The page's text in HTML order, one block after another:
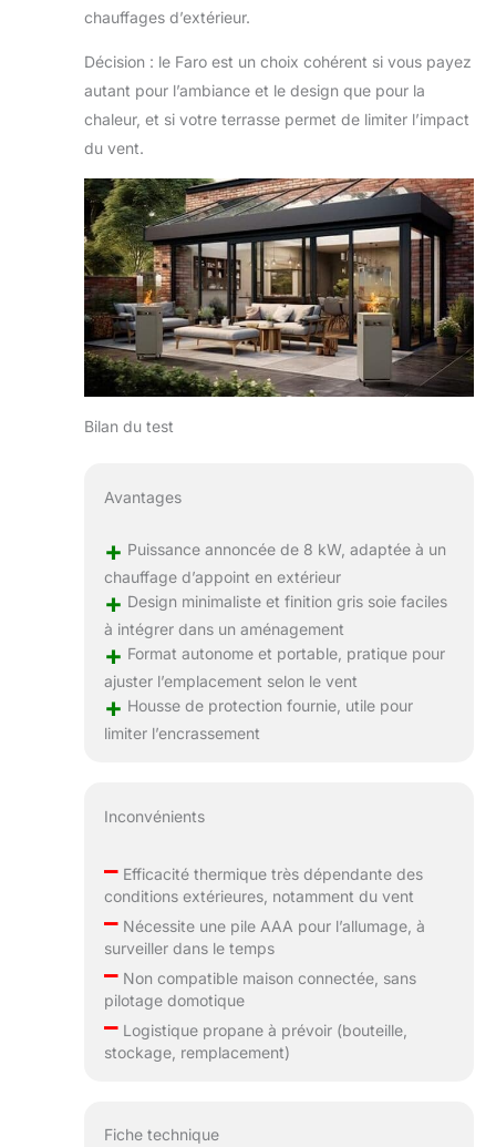
chauffages d’extérieur.
Décision : le Faro est un choix cohérent si vous payez
autant pour l’ambiance et le design que pour la
chaleur, et si votre terrasse permet de limiter l’impact
du vent.
Bilan du test
Avantages
+ Puissance annoncée de 8 kW, adaptée à un
chauffage d’appoint en extérieur
+ Design minimaliste et finition gris soie faciles
à intégrer dans un aménagement
+ Format autonome et portable, pratique pour
ajuster l’emplacement selon le vent
+ Housse de protection fournie, utile pour
limiter l’encrassement
Inconvénients
–Efficacité thermique très dépendante des
conditions extérieures, notamment du vent
–Nécessite une pile AAA pour l’allumage, à
surveiller dans le temps
–Non compatible maison connectée, sans
pilotage domotique
–Logistique propane à prévoir (bouteille,
stockage, remplacement)
Fiche technique